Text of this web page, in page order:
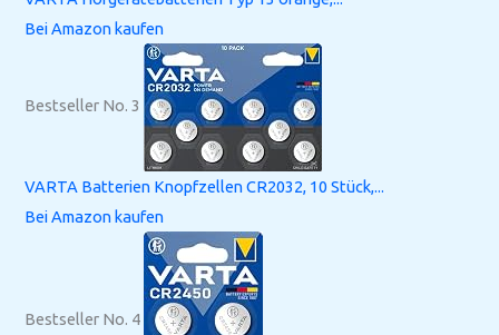
Bei Amazon kaufen
Bestseller No. 3
VARTA Batterien Knopfzellen CR2032, 10 Stück,...
Bei Amazon kaufen
Bestseller No. 4